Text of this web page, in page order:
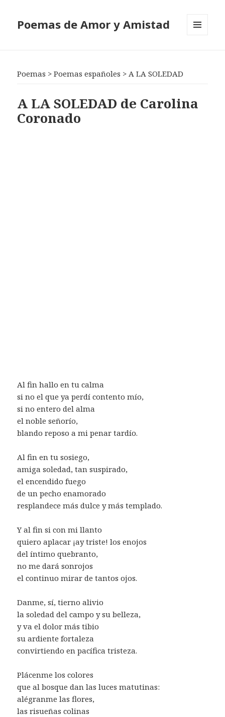
Poemas de Amor y Amistad
Poemas >Poemas españoles >A LA SOLEDAD
A LA SOLEDAD de Carolina
Coronado
Al fin hallo en tu calma
si no el que ya perdí contento mío,
si no entero del alma
el noble señorío,
blando reposo a mi penar tardío.
Al fin en tu sosiego,
amiga soledad, tan suspirado,
el encendido fuego
de un pecho enamorado
resplandece más dulce y más templado.
Y al fin si con mi llanto
quiero aplacar ¡ay triste! los enojos
del íntimo quebranto,
no me dará sonrojos
el continuo mirar de tantos ojos.
Danme, sí, tierno alivio
la soledad del campo y su belleza,
y va el dolor más tibio
su ardiente fortaleza
convirtiendo en pacífica tristeza.
Plácenme los colores
que al bosque dan las luces matutinas:
alégranme las flores,
las risueñas colinas